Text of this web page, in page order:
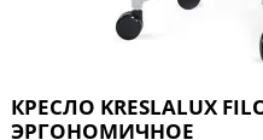
КРЕСЛО KRESLALUX
ЭРГОНОМИЧНОЕ